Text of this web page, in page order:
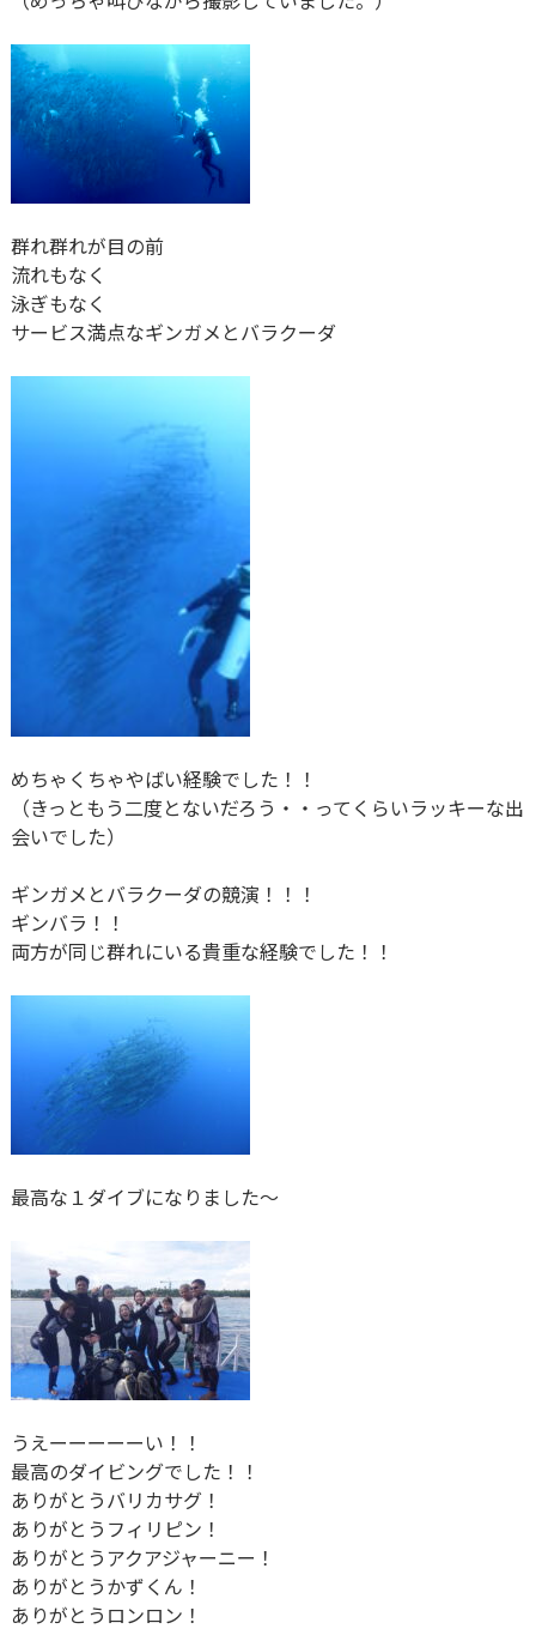
群れ群れが目の前
流れもなく
泳ぎもなく
サービス満点なギンガメとバラクーダ
めちゃくちゃやばい経験でした！！
（きっともう二度とないだろう・・ってくらいラッキーな出
会いでした）
ギンガメとバラクーダの競演！！！
ギンバラ！！
両方が同じ群れにいる貴重な経験でした！！
最高な１ダイブになりました～
うえーーーーーい！！
最高のダイビングでした！！
ありがとうバリカサグ！
ありがとうフィリピン！
ありがとうアクアジャーニー！
ありがとうかずくん！
ありがとうロンロン！